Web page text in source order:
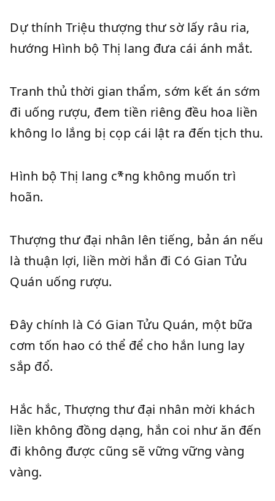
Dự thính Triệu thượng thư sờ lấy râu ria,
hướng Hình bộ Thị lang đưa cái ánh mắt.
Tranh thủ thời gian thẩm, sớm kết án sớm
đi uống rượu, đem tiền riêng đều hoa liền
không lo lắng bị cọp cái lật ra đến tịch thu.
Hình bộ Thị lang c*̃ng không muốn trì
hoãn.
Thượng thư đại nhân lên tiếng, bản án nếu
là thuận lợi, liền mời hắn đi Có Gian Tửu
Quán uống rượu.
Đây chính là Có Gian Tửu Quán, một bữa
cơm tốn hao có thể để cho hắn lung lay
sắp đổ.
Hắc hắc, Thượng thư đại nhân mời khách
liền không đồng dạng, hắn coi như ăn đến
đi không được cũng sẽ vững vững vàng
vàng.